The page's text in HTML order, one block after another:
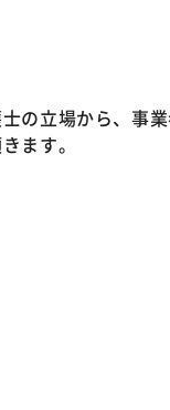
の立場から、事
ます。